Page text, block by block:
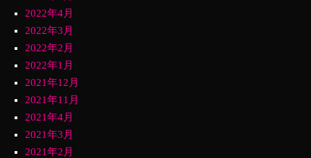
2022年4月
2022年3月
2022年2月
2022年1月
2021年12月
2021年11月
2021年4月
2021年3月
2021年2月